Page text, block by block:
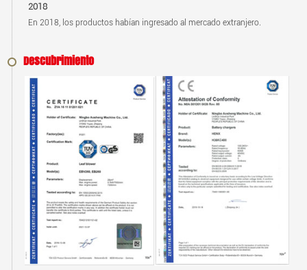
2018
En 2018, los productos habían ingresado al mercado extranjero.
Descubrimiento